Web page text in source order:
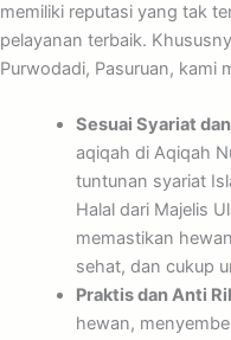
memiliki reputasi yang tak
pelayanan terbaik.
Purwodadi, Pasuruan, kami
Sesuai Syariat
aqiqah di Aqiqah
tuntunan syariat
Halal dari Majelis
memastikan
sehat, dan cukup
Praktis dan Anti
hewan,